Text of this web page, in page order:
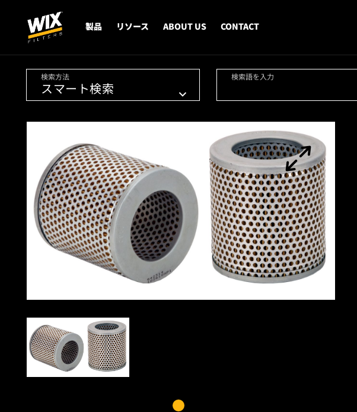
製品 リソース ABOUT US CONTACT
検索方法 検索語を入力